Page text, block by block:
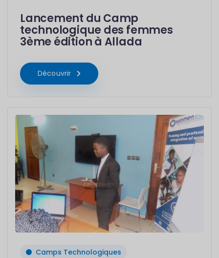
Lancement du Camp
technologique des femmes
3ème édition à Allada
Découvrir
Camps Technologiques